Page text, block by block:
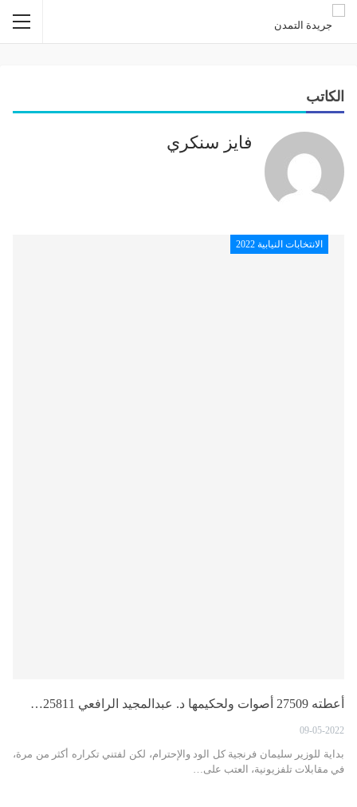
الكاتب
فايز سنكري
الانتخابات النيابية 2022
أعطته 27509 أصوات ولحكيمها د. عبدالمجيد الرافعي 25811…
09-05-2022
بداية للوزير سليمان فرنجية كل الود والإحترام، لكن لفتني تكراره أكثر من مرة،
في مقابلات تلفزيونية، العتب على…